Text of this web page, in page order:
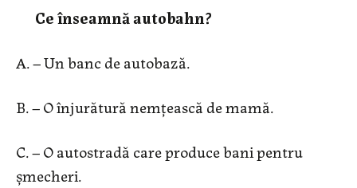
Ce înseamnă autobahn?
A. – Un banc de autobază.
B. – O înjurătură nemțească de mamă.
C. – O autostradă care produce bani pentru
șmecheri.